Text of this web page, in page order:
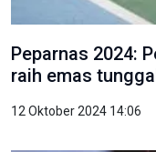
Peparnas 2024:
raih emas
12 Oktober 2024 14:06